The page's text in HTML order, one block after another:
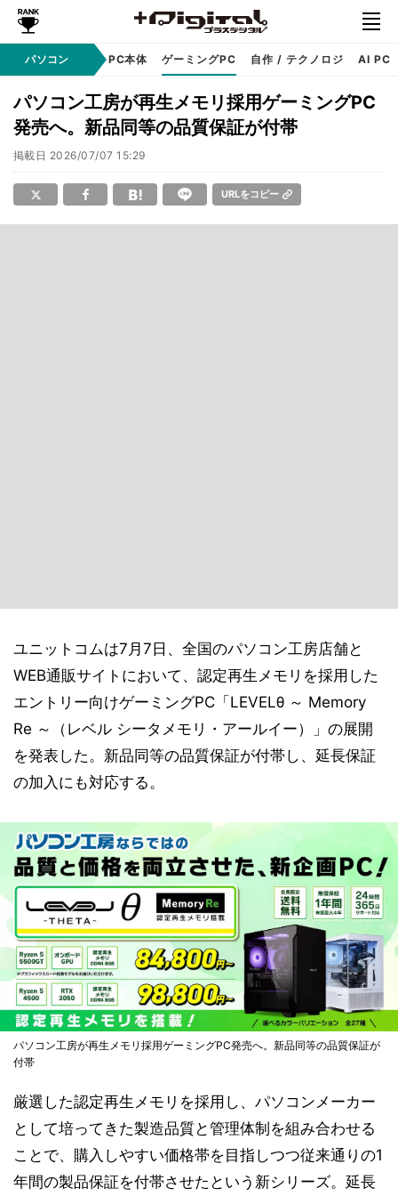
パソコンアップル PC本体 ゲーミングPC 自作 / テクノロジ AI PC
パソコン工房が再生メモリ採用ゲーミングPC
発売へ。新品同等の品質保証が付帯
掲載日 2026/07/07 15:29
URLをコピー
ユニットコムは7月7日、全国のパソコン工房店舗と
WEB通販サイトにおいて、認定再生メモリを採用した
エントリー向けゲーミングPC「LEVELθ ～ Memory
Re ～（レベル シータメモリ・アールイー）」の展開
を発表した。新品同等の品質保証が付帯し、延長保証
の加入にも対応する。
パソコン工房が再生メモリ採用ゲーミングPC発売へ。新品同等の品質保証が
付帯
厳選した認定再生メモリを採用し、パソコンメーカー
として培ってきた製造品質と管理体制を組み合わせる
ことで、購入しやすい価格帯を目指しつつ従来通りの1
年間の製品保証を付帯させたという新シリーズ。延長